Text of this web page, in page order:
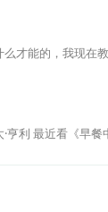
才能的，我现在
利 最近看《早餐